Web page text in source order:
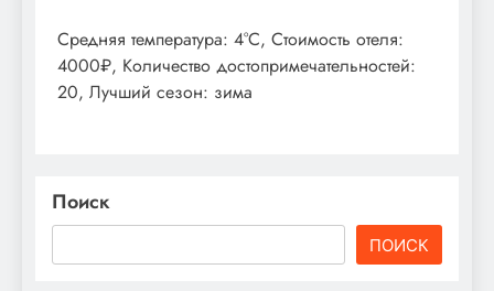
Средняя температура: 4°C, Стоимость отеля:
4000₽, Количество достопримечательностей:
20, Лучший сезон: зима
Поиск
ПОИСК